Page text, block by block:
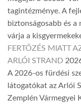
tagintézménye. A
biztonságosabb és
várja a
FERTŐZÉS MIATT
ARLÓI STRAND
A 2026-os fürdési
látogatókat az Arlói
Zemplén Vármegyei